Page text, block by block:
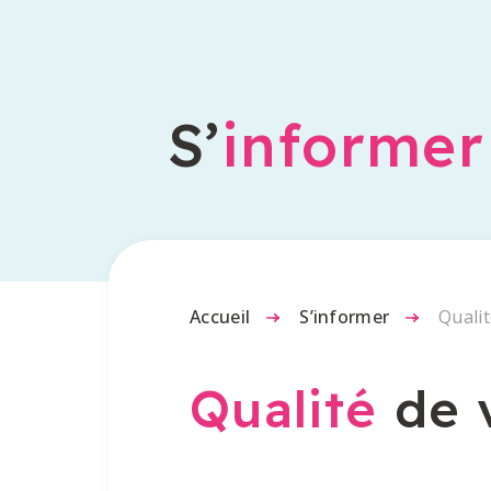
S’informer
Accueil - S’informer -
Qualité de